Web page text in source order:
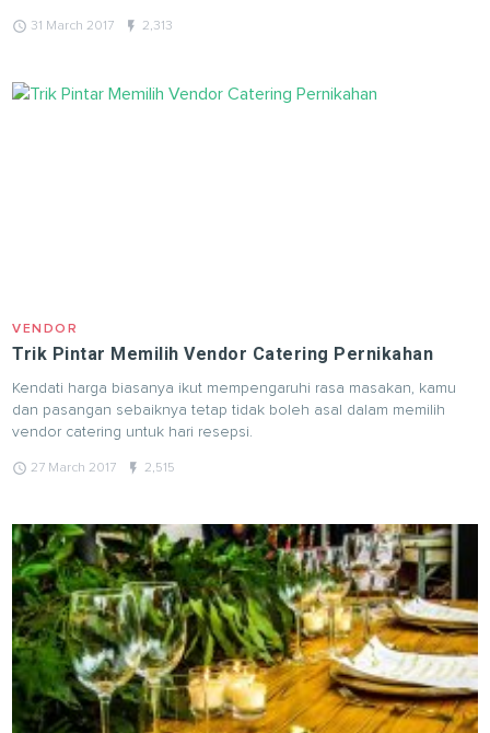
query_builder 31 March 2017 flash_on 2,313
VENDOR
Trik Pintar Memilih Vendor Catering Pernikahan
Kendati harga biasanya ikut mempengaruhi rasa masakan, kamu
dan pasangan sebaiknya tetap tidak boleh asal dalam memilih
vendor catering untuk hari resepsi.
query_builder 27 March 2017 flash_on 2,515